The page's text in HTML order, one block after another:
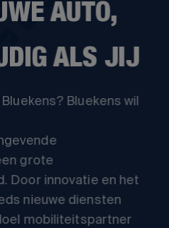
AUTO,
ALS JIJ
Bluekens wil
grote
Door innovatie en het
nieuwe diensten
mobiliteitspartner